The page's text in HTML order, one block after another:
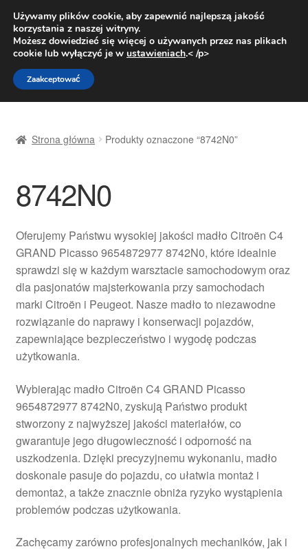
DOSTAWA od 31 zł
Pn.-pt. 9:00-16:00800 003 167
Przejdź
do
nawigacji
Przejdź
do
treści
Dostawa
Dostawa na cały świat
Moje konto
O nas
Płatności
Procedura reklamacyjna
Skarga
Wózek
Zamówienia
Strona główna Produkty oznaczone “8742N0”
8742N0
Oferujemy Państwu wysokiej jakości madło Citroën C4
GRAND Picasso 9654872977 8742N0, które idealnie
sprawdzi się w każdym warsztacie samochodowym oraz
dla pasjonatów majsterkowania przy samochodach
marki Citroën i Peugeot. Nasze madło to niezawodne
rozwiązanie do naprawy i konserwacji pojazdów,
zapewniające bezpieczeństwo i wygodę podczas
użytkowania.
Wybierając madło Citroën C4 GRAND Picasso
9654872977 8742N0, zyskują Państwo produkt
stworzony z najwyższej jakości materiałów, co
gwarantuje jego długowieczność i odporność na
uszkodzenia. Dzięki precyzyjnemu wykonaniu, madło
doskonale pasuje do pojazdu, co ułatwia montaż i
demontaż, a także znacznie obniża ryzyko wystąpienia
problemów podczas użytkowania.
Zachęcamy zarówno profesjonalnych mechaników, jak i
Używamy plików cookie, aby zapewnić najlepszą jakość
korzystania z naszej witryny.
Możesz dowiedzieć się więcej o używanych przez nas plikach
cookie lub wyłączyć je w ustawieniach.< /p>
Zaakceptować